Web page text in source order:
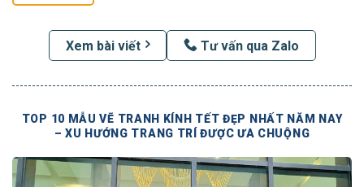
Xem bài viết Tư vấn qua Zalo
TOP 10 MẪU VẼ TRANH KÍNH TẾT ĐẸP NHẤT NĂM NAY
– XU HƯỚNG TRANG TRÍ ĐƯỢC ƯA CHUỘNG